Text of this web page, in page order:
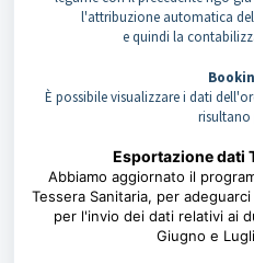
l'attribuzione automatica
e quindi la
È possibile visualizzare i dati
risultano
Esportazione dati
Abbiamo aggiornato il
Tessera Sanitaria, per
per l'invio dei dati relativi ai
Giugno e